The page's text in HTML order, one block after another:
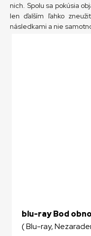
nich. Spolu sa pokúsia
len ďalším ľahko
následkami a nie
blu-ray Bod
( Blu-ray,